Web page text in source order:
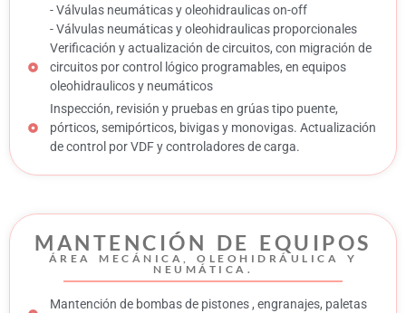
- Válvulas neumáticas y oleohidraulicas on-off
- Válvulas neumáticas y oleohidraulicas proporcionales
Verificación y actualización de circuitos, con migración de
circuitos por control lógico programables, en equipos
oleohidraulicos y neumáticos
Inspección, revisión y pruebas en grúas tipo puente,
pórticos, semipórticos, bivigas y monovigas. Actualización
de control por VDF y controladores de carga.
MANTENCIÓN DE EQUIPOS
ÁREA MECÁNICA, OLEOHIDRÁULICA Y
NEUMÁTICA.
Mantención de bombas de pistones , engranajes, paletas